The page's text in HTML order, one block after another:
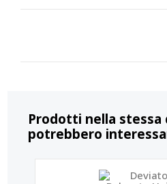
Prodotti nella stessa
potrebbero